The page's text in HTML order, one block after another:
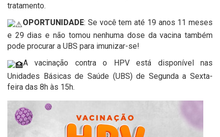
tratamento.
OPORTUNIDADE: Se você tem até 19 anos 11 meses
e 29 dias e não tomou nenhuma dose da vacina também
pode procurar a UBS para imunizar-se!
A vacinação contra o HPV está disponível nas
Unidades Básicas de Saúde (UBS) de Segunda a Sexta-
feira das 8h às 15h.